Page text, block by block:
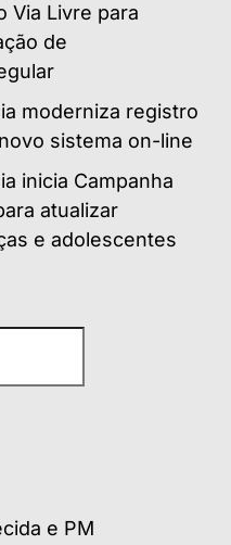
Via Livre para
de
moderniza registro
sistema on-line
inicia Campanha
atualizar
e adolescentes
e PM